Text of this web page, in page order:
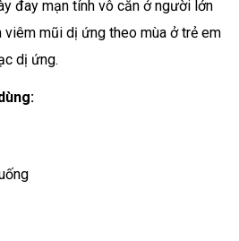
đay mạn tính vô căn ở người lớn
viêm mũi dị ứng theo mùa ở trẻ em
dị ứng.